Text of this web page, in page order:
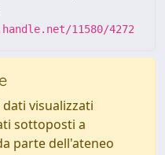
11580/4272
visualizzati
sottoposti a
parte dell'ateneo